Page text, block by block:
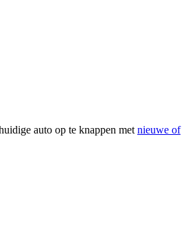
auto op te knappen met nieuwe of